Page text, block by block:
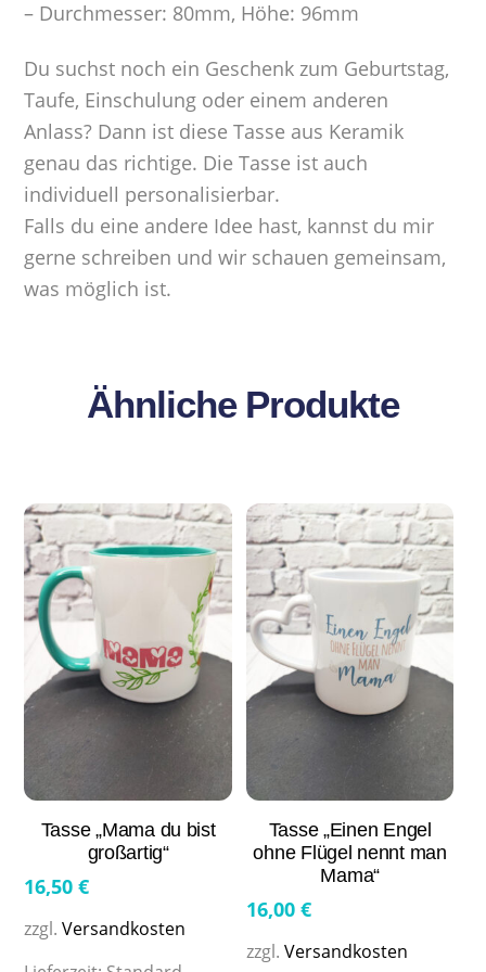
– Durchmesser: 80mm, Höhe: 96mm
Du suchst noch ein Geschenk zum Geburtstag,
Taufe, Einschulung oder einem anderen
Anlass? Dann ist diese Tasse aus Keramik
genau das richtige. Die Tasse ist auch
individuell personalisierbar.
Falls du eine andere Idee hast, kannst du mir
gerne schreiben und wir schauen gemeinsam,
was möglich ist.
Ähnliche Produkte
Tasse „Mama du bist
großartig“
16,50€
zzgl.Versandkosten
Tasse „Einen Engel
ohne Flügel nennt man
Mama“
16,00 €
zzgl. Versandkosten